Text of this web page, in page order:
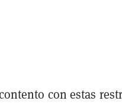
con estas